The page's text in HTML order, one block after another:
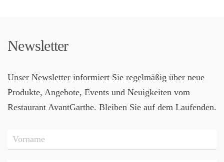
Newsletter
Unser Newsletter informiert Sie regelmäßig über neue
Produkte, Angebote, Events und Neuigkeiten vom
Restaurant AvantGarthe. Bleiben Sie auf dem Laufenden.